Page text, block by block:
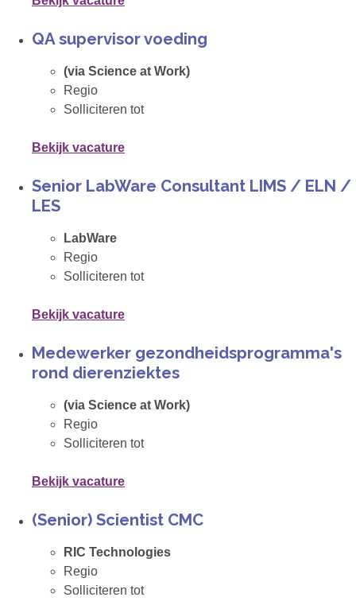
QA supervisor voeding
(via Science at Work)
Regio
Solliciteren tot
Bekijk vacature
Senior LabWare Consultant LIMS / ELN /
LES
LabWare
Regio
Solliciteren tot
Bekijk vacature
Medewerker gezondheidsprogramma's
rond dierenziektes
(via Science at Work)
Regio
Solliciteren tot
Bekijk vacature
(Senior) Scientist CMC
RIC Technologies
Regio
Solliciteren tot